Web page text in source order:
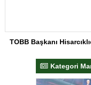
TOBB Başkanı
Kategori